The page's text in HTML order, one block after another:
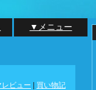
▼メニュー
レビュー
買い物記